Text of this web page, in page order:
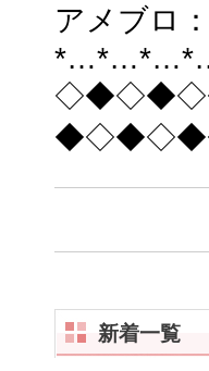
アメブロ：
新着一覧